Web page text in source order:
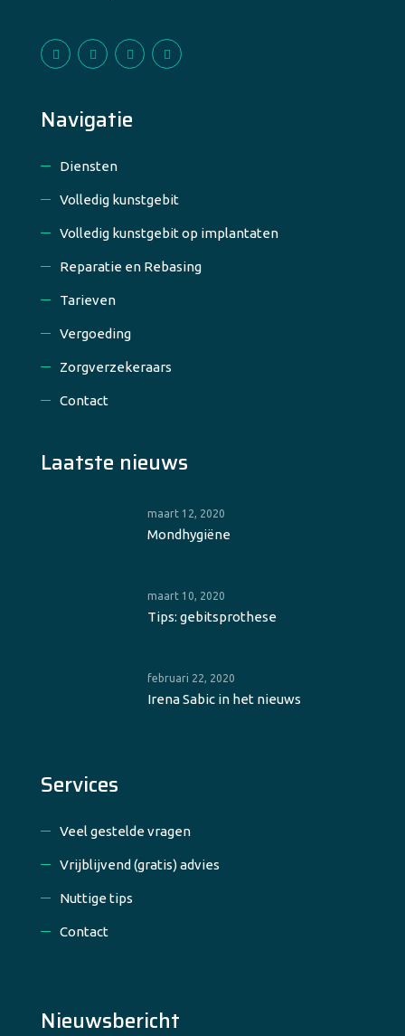
Navigatie
Diensten
Volledig kunstgebit
Volledig kunstgebit op implantaten
Reparatie en Rebasing
Tarieven
Vergoeding
Zorgverzekeraars
Contact
Laatste nieuws
maart 12, 2020
Mondhygiëne
maart 10, 2020
Tips: gebitsprothese
februari 22, 2020
Irena Sabic in het nieuws
Services
Veel gestelde vragen
Vrijblijvend (gratis) advies
Nuttige tips
Contact
Nieuwsbericht